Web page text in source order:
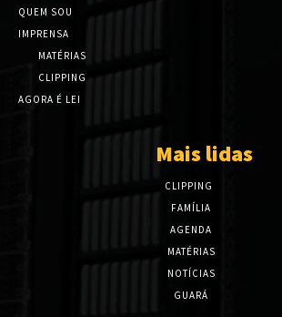
QUEM SOU
IMPRENSA
MATÉRIAS
CLIPPING
AGORA É LEI
Mais lidas
CLIPPING
FAMÍLIA
AGENDA
MATÉRIAS
NOTÍCIAS
GUARÁ